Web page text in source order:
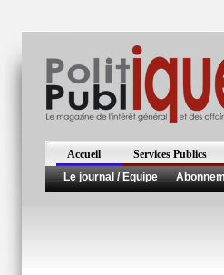
Accueil Services Publics
Le journal / Equipe